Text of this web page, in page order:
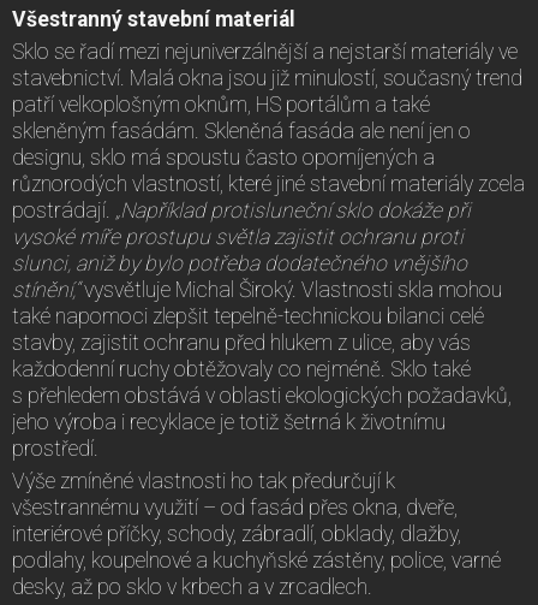
Všestranný stavební materiál
Sklo se řadí mezi nejuniverzálnější a nejstarší materiály ve
stavebnictví. Malá okna jsou již minulostí, současný trend
patří velkoplošným oknům, HS portálům a také
skleněným fasádám. Skleněná fasáda ale není jen o
designu, sklo má spoustu často opomíjených a
různorodých vlastností, které jiné stavební materiály zcela
postrádají. „Například protisluneční sklo dokáže při
vysoké míře prostupu světla zajistit ochranu proti
slunci, aniž by bylo potřeba dodatečného vnějšího
stínění,“vysvětluje Michal Široký. Vlastnosti skla mohou
také napomoci zlepšit tepelně-technickou bilanci celé
stavby, zajistit ochranu před hlukem z ulice, aby vás
každodenní ruchy obtěžovaly co nejméně. Sklo také
s přehledem obstává v oblasti ekologických požadavků,
jeho výroba i recyklace je totiž šetrná k životnímu
prostředí.
Výše zmíněné vlastnosti ho tak předurčují k
všestrannému využití – od fasád přes okna, dveře,
interiérové příčky, schody, zábradlí, obklady, dlažby,
podlahy, koupelnové a kuchyňské zástěny, police, varné
desky, až po sklo v krbech a v zrcadlech.